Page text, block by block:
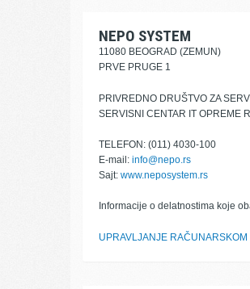
NEPO SYSTEM
11080 BEOGRAD (ZEMUN)
PRVE PRUGE 1
PRIVREDNO DRUŠTVO ZA
SERVISNI CENTAR IT OPREME
TELEFON: (011) 4030-100
E-mail: info@nepo.rs
Sajt: www.neposystem.rs
Informacije o delatnostima koje
UPRAVLJANJE RAČUNARSKOM